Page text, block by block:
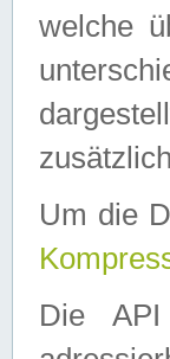
welche
Um die
Die